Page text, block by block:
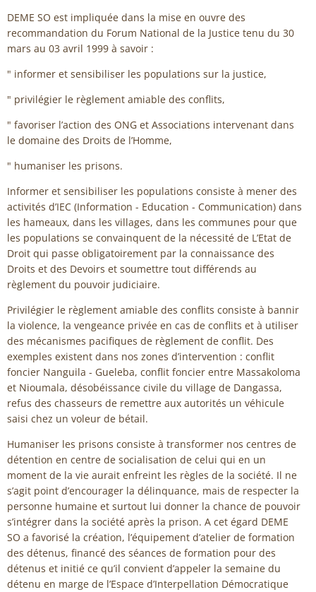
DEME SO est impliquée dans la mise en ouvre des
recommandation du Forum National de la Justice tenu du 30
mars au 03 avril 1999 à savoir :
" informer et sensibiliser les populations sur la justice,
" privilégier le règlement amiable des conflits,
" favoriser l’action des ONG et Associations intervenant dans
le domaine des Droits de l’Homme,
" humaniser les prisons.
Informer et sensibiliser les populations consiste à mener des
activités d’IEC (Information - Education - Communication) dans
les hameaux, dans les villages, dans les communes pour que
les populations se convainquent de la nécessité de L’Etat de
Droit qui passe obligatoirement par la connaissance des
Droits et des Devoirs et soumettre tout différends au
règlement du pouvoir judiciaire.
Privilégier le règlement amiable des conflits consiste à bannir
la violence, la vengeance privée en cas de conflits et à utiliser
des mécanismes pacifiques de règlement de conflit. Des
exemples existent dans nos zones d’intervention : conflit
foncier Nanguila - Gueleba, conflit foncier entre Massakoloma
et Nioumala, désobéissance civile du village de Dangassa,
refus des chasseurs de remettre aux autorités un véhicule
saisi chez un voleur de bétail.
Humaniser les prisons consiste à transformer nos centres de
détention en centre de socialisation de celui qui en un
moment de la vie aurait enfreint les règles de la société. Il ne
s’agit point d’encourager la délinquance, mais de respecter la
personne humaine et surtout lui donner la chance de pouvoir
s’intégrer dans la société après la prison. A cet égard DEME
SO a favorisé la création, l’équipement d’atelier de formation
des détenus, financé des séances de formation pour des
détenus et initié ce qu’il convient d’appeler la semaine du
détenu en marge de l’Espace d’Interpellation Démocratique